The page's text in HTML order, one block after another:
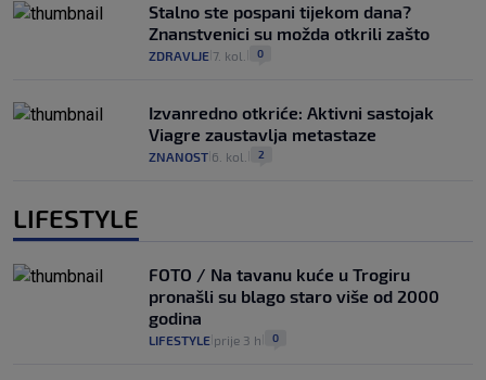
Stalno ste pospani tijekom dana?
Znanstvenici su možda otkrili zašto
ZDRAVLJE 7. kol. 0
Izvanredno otkriće: Aktivni sastojak
Viagre zaustavlja metastaze
ZNANOST 6. kol. 2
LIFESTYLE
FOTO / Na tavanu kuće u Trogiru
pronašli su blago staro više od 2000
godina
LIFESTYLE prije 3 h 0